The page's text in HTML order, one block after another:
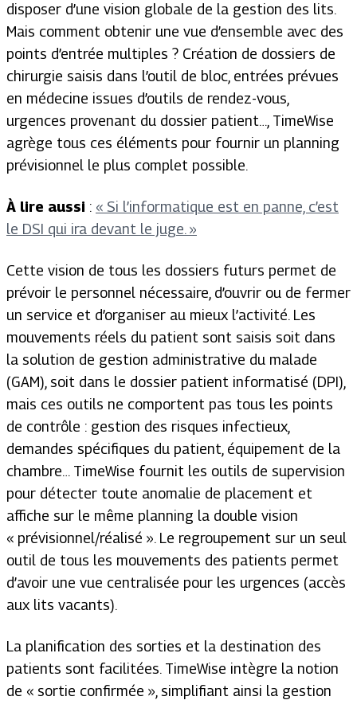
disposer d’une vision globale de la gestion des lits.
Mais comment obtenir une vue d’ensemble avec des
points d’entrée multiples ? Création de dossiers de
chirurgie saisis dans l’outil de bloc, entrées prévues
en médecine issues d’outils de rendez-vous,
urgences provenant du dossier patient…, TimeWise
agrège tous ces éléments pour fournir un planning
prévisionnel le plus complet possible.
À lire aussi : « Si l’informatique est en panne, c’est
le DSI qui ira devant le juge. »
Cette vision de tous les dossiers futurs permet de
prévoir le personnel nécessaire, d’ouvrir ou de fermer
un service et d’organiser au mieux l’activité. Les
mouvements réels du patient sont saisis soit dans
la solution de gestion administrative du malade
(GAM), soit dans le dossier patient informatisé (DPI),
mais ces outils ne comportent pas tous les points
de contrôle : gestion des risques infectieux,
demandes spécifiques du patient, équipement de la
chambre… TimeWise fournit les outils de supervision
pour détecter toute anomalie de placement et
affiche sur le même planning la double vision
« prévisionnel/réalisé ». Le regroupement sur un seul
outil de tous les mouvements des patients permet
d’avoir une vue centralisée pour les urgences (accès
aux lits vacants).
La planification des sorties et la destination des
patients sont facilitées. TimeWise intègre la notion
de « sortie confirmée », simplifiant ainsi la gestion